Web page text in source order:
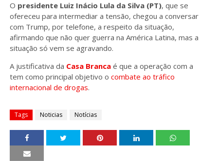
O presidente Luiz Inácio Lula da Silva (PT), que se
ofereceu para intermediar a tensão, chegou a conversar
com Trump, por telefone, a respeito da situação,
afirmando que não quer guerra na América Latina, mas a
situação só vem se agravando.
A justificativa da Casa Branca é que a operação com a
tem como principal objetivo o combate ao tráfico
internacional de drogas.
Tags Noticias Notícias